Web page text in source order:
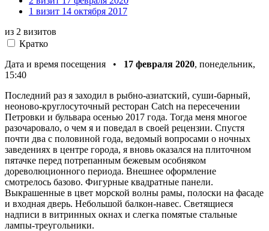
1 визит 14 октября 2017
из 2 визитов
Кратко
Дата и время посещения • 17 февраля 2020, понедельник,
15:40
Последний раз я заходил в рыбно-азиатский, суши-барный,
неоново-круглосуточный ресторан Catch на пересечении
Петровки и бульвара осенью 2017 года. Тогда меня многое
разочаровало, о чем я и поведал в своей рецензии. Спустя
почти два с половиной года, ведомый вопросами о ночных
заведениях в центре города, я вновь оказался на плиточном
пятачке перед потрепанным бежевым особняком
дореволюционного периода. Внешнее оформление
смотрелось базово. Фигурные квадратные панели.
Выкрашенные в цвет морской волны рамы, полоски на фасаде
и входная дверь. Небольшой балкон-навес. Светящиеся
надписи в витринных окнах и слегка помятые стальные
лампы-треугольники.